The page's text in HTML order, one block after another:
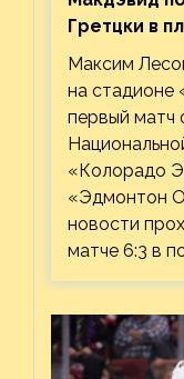
Гретцки в
Максим
на стадионе
первый матч
«Колорадо
«Эдмонтон
новости
матче 6:3 в